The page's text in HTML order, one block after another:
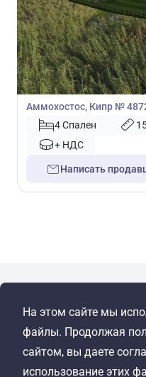
€715 000
Вилла
Вилла с 4 спальнями в
Аммохостос, Кипр №
4 Спален
+ НДС
Написать
На этом сайте мы
файлы. Продолжая
сайтом, вы даете
использование этих
© Cyprus Realestate 2026.